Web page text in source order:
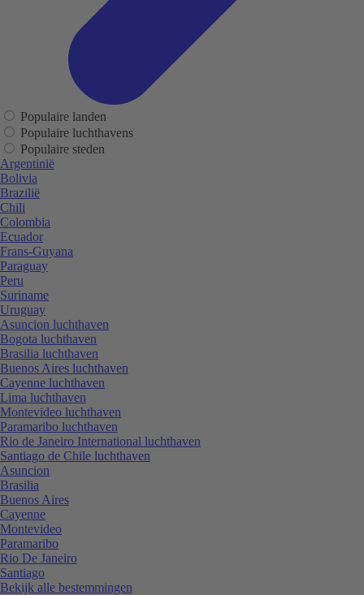
Populaire landen
Populaire luchthavens
Populaire steden
Argentinië
Bolivia
Brazilië
Chili
Colombia
Ecuador
Frans-Guyana
Paraguay
Peru
Suriname
Uruguay
Asuncion luchthaven
Bogota luchthaven
Brasilia luchthaven
Buenos Aires luchthaven
Cayenne luchthaven
Lima luchthaven
Montevideo luchthaven
Paramaribo luchthaven
Rio de Janeiro International luchthaven
Santiago de Chile luchthaven
Asuncion
Brasilia
Buenos Aires
Cayenne
Montevideo
Paramaribo
Rio De Janeiro
Santiago
Bekijk alle bestemmingen